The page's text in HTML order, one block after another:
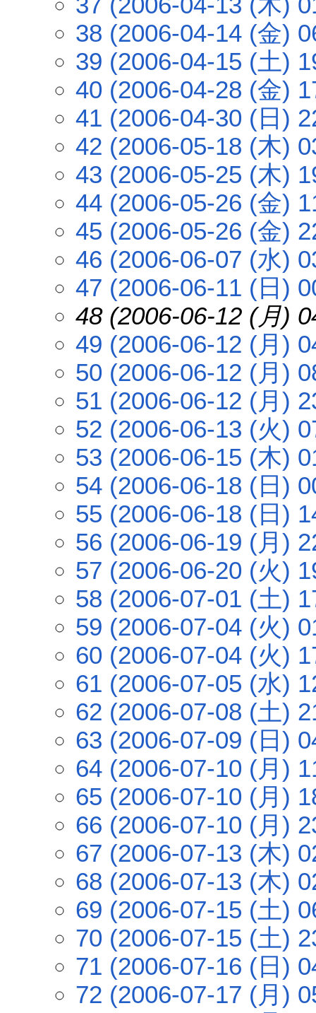
38 (2006-04-14 (金)
39 (2006-04-15 (土)
40 (2006-04-28 (金)
41 (2006-04-30 (日)
42 (2006-05-18 (木)
43 (2006-05-25 (木)
44 (2006-05-26 (金)
45 (2006-05-26 (金)
46 (2006-06-07 (水)
47 (2006-06-11 (日)
48 (2006-06-12 (月)
49 (2006-06-12 (月)
50 (2006-06-12 (月)
51 (2006-06-12 (月)
52 (2006-06-13 (火)
53 (2006-06-15 (木)
54 (2006-06-18 (日)
55 (2006-06-18 (日)
56 (2006-06-19 (月)
57 (2006-06-20 (火)
58 (2006-07-01 (土)
59 (2006-07-04 (火)
60 (2006-07-04 (火)
61 (2006-07-05 (水)
62 (2006-07-08 (土)
63 (2006-07-09 (日)
64 (2006-07-10 (月)
65 (2006-07-10 (月)
66 (2006-07-10 (月)
67 (2006-07-13 (木)
68 (2006-07-13 (木)
69 (2006-07-15 (土)
70 (2006-07-15 (土)
71 (2006-07-16 (日)
72 (2006-07-17 (月)